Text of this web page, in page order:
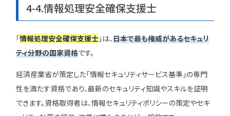
4-4.情報処理安全確保支援士
「情報処理安全確保支援士 」は、日本で最も権威があるセキュリ
ティ分野の国家資格です。
経済産業省が策定した「情報セキュリティサービス基準」の専門
性を満たす資格であり、最新のセキュリティ知識やスキルを証明
できます。資格取得者は、情報セキュリティポリシーの策定やセキ